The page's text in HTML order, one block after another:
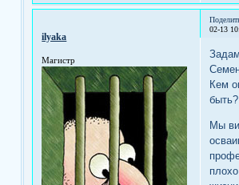
02-13
ilyaka
Магистр
Кем
быть?
Мы